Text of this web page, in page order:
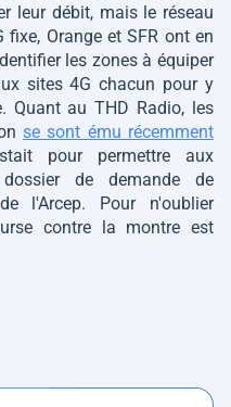
leur débit, mais le réseau
Orange et SFR ont en
les zones à équiper
sites 4G chacun pour y
Quant au THD Radio, les
se sont ému récemment
pour permettre aux
de demande de
l'Arcep. Pour n'oublier
contre la montre est